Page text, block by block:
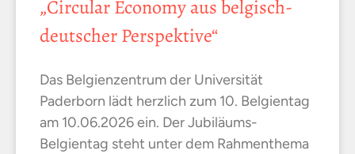
„Circular Economy aus belgisch-
deutscher Perspektive“
Das Belgienzentrum der Universität
Paderborn lädt herzlich zum 10. Belgientag
am 10.06.2026 ein. Der Jubiläums-
Belgientag steht unter dem Rahmenthema